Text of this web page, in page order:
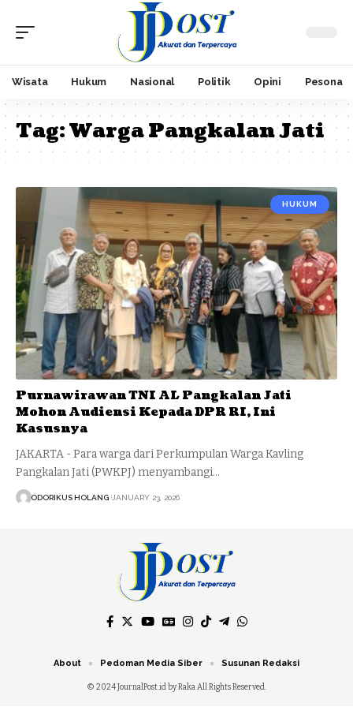
Wisata Hukum Nasional Politik Opini Pesona
Tag:Warga Pangkalan Jati
HUKUM
Purnawirawan TNI AL Pangkalan Jati
Mohon Audiensi Kepada DPR RI, Ini
Kasusnya
JAKARTA - Para warga dari Perkumpulan Warga Kavling
Pangkalan Jati (PWKPJ) menyambangi…
ODORIKUS HOLANG JANUARY 23, 2026
© 2024 JournalPost.id by Raka All Rights Reserved.
About Pedoman Media Siber Susunan Redaksi